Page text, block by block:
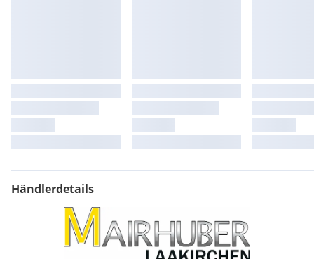
Kindersitzbefestigung Isofix
Navigationssystem
Schaltwippen
Schlüssellose Zentralverriegelung
Seitenairbags
Sitzheizung
Einparkhilfe hi. + vo.
Lenkradheizung
Sprachsteuerung
Beifahrer Airbag
Händlerdetails